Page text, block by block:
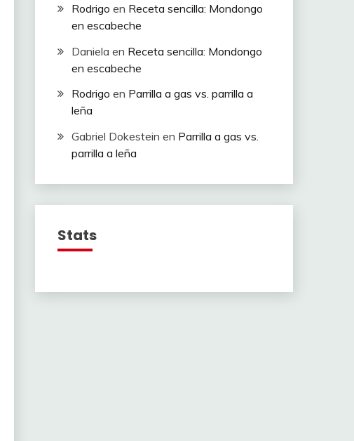
Rodrigo en Receta sencilla: Mondongo
en escabeche
Daniela en Receta sencilla: Mondongo
en escabeche
Rodrigo en Parrilla a gas vs. parrilla a
leña
Gabriel Dokestein en Parrilla a gas vs.
parrilla a leña
Stats